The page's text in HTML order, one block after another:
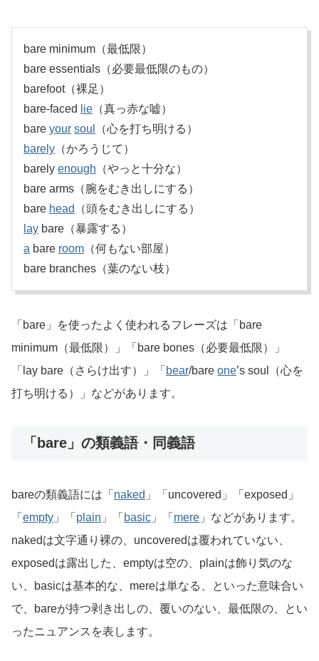
bare minimum（最低限）
bare essentials（必要最低限のもの）
barefoot（裸足）
bare-faced
lie （真っ赤な嘘）
bare your soul
（心を打ち明ける）
barely （かろうじて）
barely enough （やっと十分な）
bare arms（腕をむき出しにする）
bare head
（頭をむき出しにする）
lay bare（暴露する）
a bare room （何もない部屋）
bare branches（葉のない枝）
「bare」を使ったよく使われるフレーズは「bare
minimum（最低限）」「bare bones（必要最低限）」
「lay bare（さらけ出す）」「 bear/bare one’s soul（心を
打ち明ける）」などがあります。
「bare」の類義語・同義語
bareの類義語には「 naked 」「uncovered」「exposed」
「 empty 」「 plain 」「 basic 」「 mere 」などがあります。
nakedは文字通り裸の、uncoveredは覆われていない、
exposedは露出した、emptyは空の、plainは飾り気のな
い、basicは基本的な、mereは単なる、といった意味合い
で、bareが持つ剥き出しの、覆いのない、最低限の、とい
ったニュアンスを表します。